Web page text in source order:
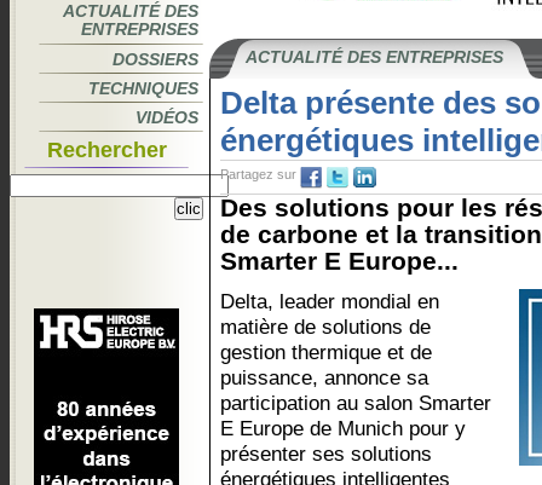
ACTUALITÉ DES
ENTREPRISES
DOSSIERS
TECHNIQUES
VIDÉOS
Rechercher
ACTUALITÉ DES ENTREPRISES
Delta présente des
énergétiques
Partagez sur
Des solutions pour les
de carbone et la
Smarter E Europe...
Delta, leader mondial en
matière de solutions de
gestion thermique et de
puissance, annonce sa
participation au salon Smarter
E Europe de Munich pour y
présenter ses solutions
énergétiques intelligentes